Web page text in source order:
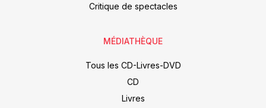
Critique de spectacles
MÉDIATHÈQUE
Tous les CD-Livres-DVD
CD
Livres